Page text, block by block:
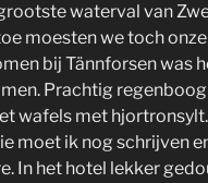
waterval van
moesten we toch
bij Tännforsen was
Prachtig
wafels met hjortronsylt.
moet ik nog schrijven
In het hotel lekker